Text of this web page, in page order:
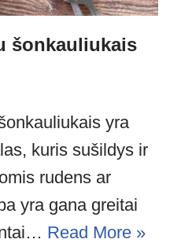
šonkauliukais
yra
kuris sušildys ir
rudens ar
yra gana greitai
Read More »